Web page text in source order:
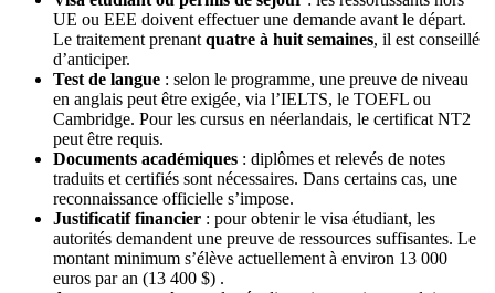
UE ou EEE doivent effectuer une demande avant le départ.
Le traitement prenant quatre à huit semaines, il est conseillé
d’anticiper.
Test de langue : selon le programme, une preuve de niveau
en anglais peut être exigée, via l’IELTS, le TOEFL ou
Cambridge. Pour les cursus en néerlandais, le certificat NT2
peut être requis.
Documents académiques : diplômes et relevés de notes
traduits et certifiés sont nécessaires. Dans certains cas, une
reconnaissance officielle s’impose.
Justificatif financier : pour obtenir le visa étudiant, les
autorités demandent une preuve de ressources suffisantes. Le
montant minimum s’élève actuellement à environ 13 000
euros par an (13 400 $) .